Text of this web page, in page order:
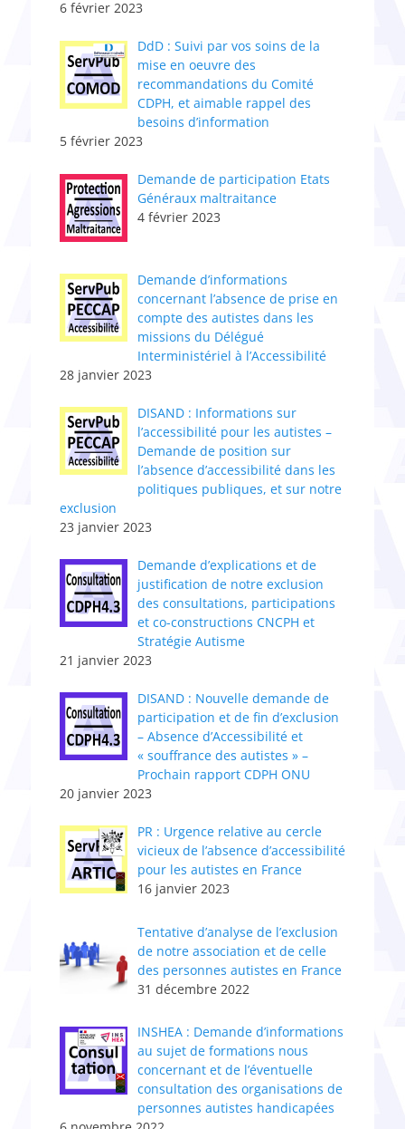
6 février 2023
DdD : Suivi par vos soins de la
mise en oeuvre des
recommandations du Comité
CDPH, et aimable rappel des
besoins d’information
5 février 2023
Demande de participation Etats
Généraux maltraitance
4 février 2023
​Demande d’informations
concernant l’absence de prise en
compte des autistes dans les
missions du Délégué
Interministériel à l’Accessibilité
28 janvier 2023
DISAND : Informations sur
l’accessibilité pour les autistes –
Demande de position sur
l’absence d’accessibilité dans les
politiques publiques, et sur notre
exclusion
23 janvier 2023
Demande d’explications et de
justification de notre exclusion
des consultations, participations
et co-constructions CNCPH et
Stratégie Autisme
21 janvier 2023
DISAND : Nouvelle demande de
participation et de fin d’exclusion
– Absence d’Accessibilité et
« souffrance des autistes » –
Prochain rapport CDPH ONU
20 janvier 2023
PR : Urgence relative au cercle
vicieux de l’absence d’accessibilité
pour les autistes en France
16 janvier 2023
Tentative d’analyse de l’exclusion
de notre association et de celle
des personnes autistes en France
31 décembre 2022
INSHEA : Demande d’informations
au sujet de formations nous
concernant et de l’éventuelle
consultation des organisations de
personnes autistes handicapées